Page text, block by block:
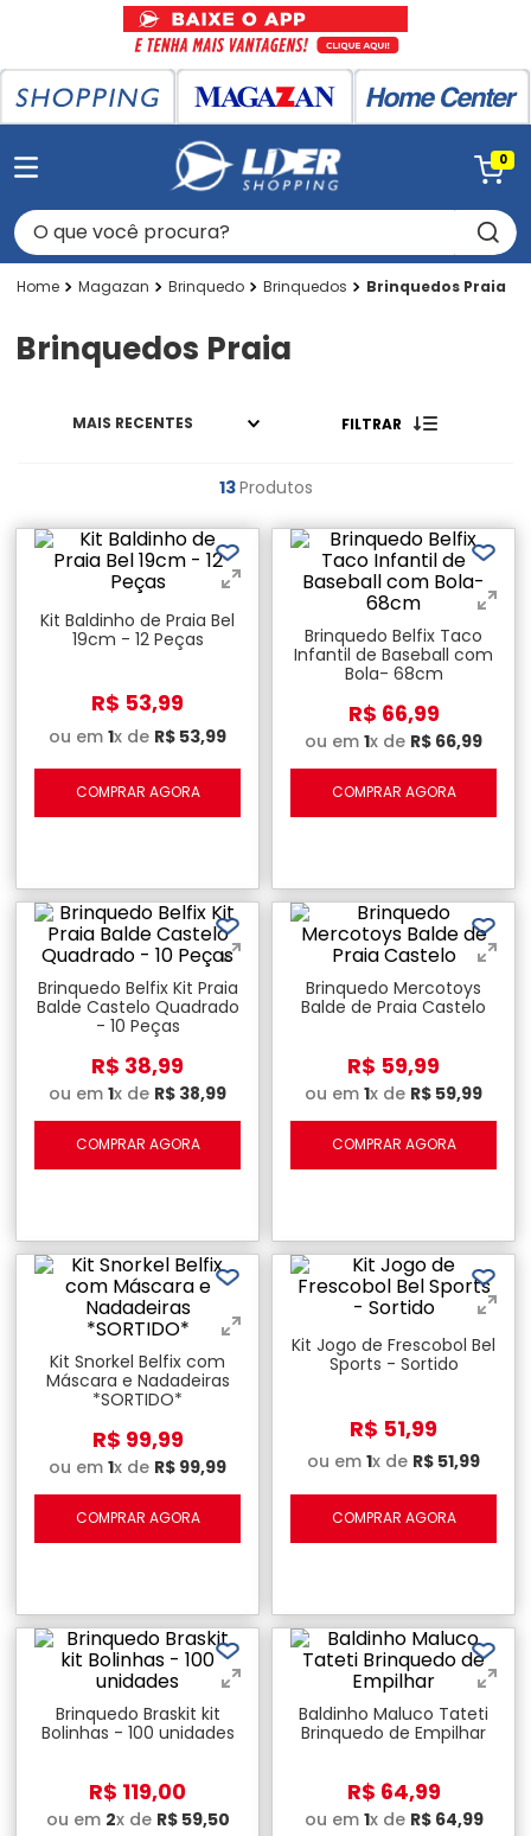
0
O que você procura?
Magazan Brinquedo Brinquedos Brinquedos Praia
Brinquedos Praia
MAIS RECENTES FILTRAR
13Produtos
Kit Baldinho de Praia Bel
19cm - 12 Peças
R$ 53,99
ou em 1x de R$ 53,99
COMPRAR AGORA
Brinquedo Belfix Taco
Infantil de Baseball com
Bola- 68cm
R$ 66,99
ou em 1x de R$ 66,99
COMPRAR AGORA
Brinquedo Belfix Kit Praia
Balde Castelo Quadrado
- 10 Peças
R$ 38,99
ou em 1x de R$ 38,99
COMPRAR AGORA
Brinquedo Mercotoys
Balde de Praia Castelo
R$ 59,99
ou em 1x de R$ 59,99
COMPRAR AGORA
Kit Snorkel Belfix com
Máscara e Nadadeiras
*SORTIDO*
R$ 99,99
ou em 1x de R$ 99,99
COMPRAR AGORA
Kit Jogo de Frescobol Bel
Sports - Sortido
R$ 51,99
ou em 1x de R$ 51,99
COMPRAR AGORA
Brinquedo Braskit kit
Bolinhas - 100 unidades
R$ 119,00
ou em 2x de R$ 59,50
Baldinho Maluco Tateti
Brinquedo de Empilhar
R$ 64,99
ou em 1x de R$ 64,99